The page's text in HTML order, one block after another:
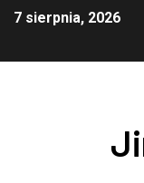
7 sierpnia, 2026